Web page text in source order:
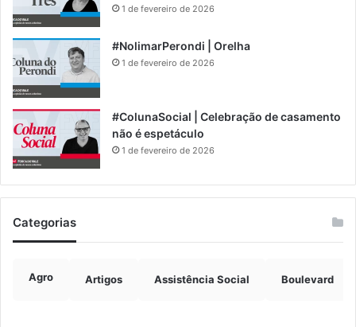
1 de fevereiro de 2026
#NolimarPerondi | Orelha
1 de fevereiro de 2026
#ColunaSocial | Celebração de casamento
não é espetáculo
1 de fevereiro de 2026
Categorias
Agro Artigos Assistência Social Boulevard